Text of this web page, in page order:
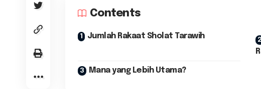
Contents
Jumlah Rakaat Sholat Tarawih
Mana yang Lebih Utama?